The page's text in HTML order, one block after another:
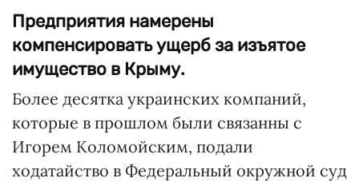
Предприятия намерены
компенсировать ущерб за изъятое
имущество в Крыму.
Более десятка украинских компаний,
которые в прошлом были связанны с
Игорем Коломойским, подали
ходатайство в Федеральный окружной суд